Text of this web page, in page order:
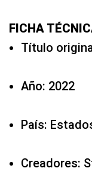
FICHA
Título
Año: 2022
País:
Creadores: